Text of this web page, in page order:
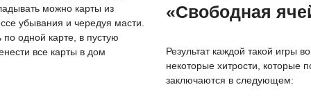
можно карты из
убывания и чередуя масти.
одной карте, в пустую
все карты в дом
«Свободная
Результат каждой такой игры
некоторые хитрости, которые
заключаются в следующем: